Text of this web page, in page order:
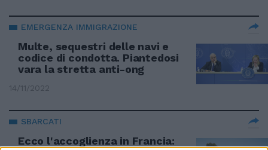
EMERGENZA IMMIGRAZIONE
Multe, sequestri delle navi e
codice di condotta. Piantedosi
vara la stretta anti-ong
14/11/2022
SBARCATI
Ecco l'accoglienza in Francia: